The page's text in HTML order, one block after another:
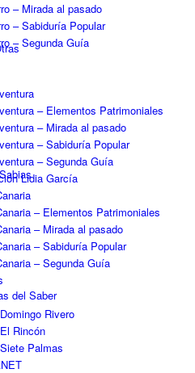
del Saber
– Mirada al pasado
– Sabiduría Popular
– Segunda Guía
– Elementos Patrimoniales
– Mirada al pasado
– Sabiduría Popular
– Segunda Guía
Lidia García
– Elementos Patrimoniales
– Mirada al pasado
– Sabiduría Popular
– Segunda Guía
Rivero
Rincón
Palmas